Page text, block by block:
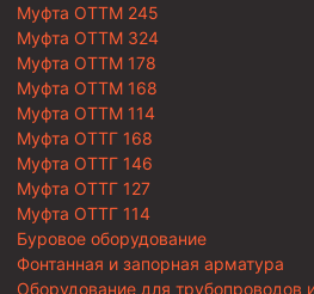
Муфта ОТТМ 245
Муфта ОТТМ 324
Муфта ОТТМ 178
Муфта ОТТМ 168
Муфта ОТТМ 114
Муфта ОТТГ 168
Муфта ОТТГ 146
Муфта ОТТГ 127
Муфта ОТТГ 114
Буровое оборудование
Фонтанная и запорная арматура
Оборудование для трубопроводов